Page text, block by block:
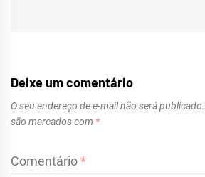
Deixe um comentário
O seu endereço de e-mail não será publicado.
são marcados com *
Comentário*